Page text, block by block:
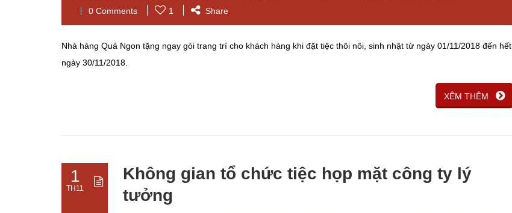
0 Comments
1 Share
Nhà hàng Quá Ngon tặng ngay gói trang trí cho khách hàng khi đặt tiệc thôi nôi, sinh nhật từ ngày 01/11/2018 đến hết
ngày 30/11/2018.
XÊM THÊM
1
TH11
Không gian tổ chức tiệc họp mặt công ty lý
tưởng